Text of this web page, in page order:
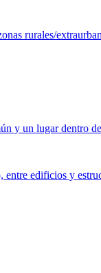
rurales/
y un lugar dentro
edificios y